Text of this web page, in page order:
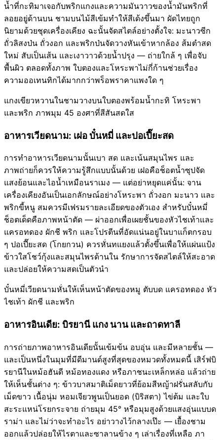
น้ำที่กะทิมาเจอกับพริกแกงและความมันวาวของน้ำมันพริกที่
ลอยอยู่ด้านบน ชามบนไม้สีเข้มทำให้สีเด้งขึ้นมา ผัดไทยถูก
นิยามด้วยชุดเครื่องเคียง ฉะนั้นจัดสไตล์อย่างตั้งใจ: มะนาวซีก
ถั่วลิสงป่น ถั่วงอก และพริกป่นจัดวางหันเข้าหากล้อง ส้มตำสด
ใหม่ สับเป็นเส้น และเงาวาวด้วยน้ำปรุง — ถ่ายใกล้ ๆ เพื่อจับ
พื้นผิว ตลอดทั้งภาพ ใบตองและโหระพาไม่กี่ก้านช่วยเรื่อง
ความออเทนทิกได้มากกว่าพร็อพราคาแพงใด ๆ
แกงเขียวหวานในชามวางบนใบตองพร้อมน้ำกะทิ โหระพา
และพริก ภาพมุม 45 องศาที่สีสันสดใส
อาหารเวียดนาม: เฝอ บั๋นหมี่ และปอเปี๊ยะสด
การทำอาหารเวียดนามนั้นเบา สด และเน้นสมุนไพร และ
ภาพถ่ายก็ควรให้ความรู้สึกแบบนั้นด้วย เฝอคือช็อตน้ำซุปจัด
แสงย้อนและไอน้ำเหมือนราเมง — แต่อย่าหยุดแค่นั้น: จาน
เครื่องเคียงอันเป็นเอกลักษณ์อย่างโหระพา ถั่วงอก มะนาว และ
พริกขี้หนู สมควรมีเฟรมรายละเอียดของตัวเอง สำหรับบั๋นหมี่
ช็อตเด็ดคือภาพหน้าตัด — ผ่าออกเพื่อเผยชั้นของหัวไชเท้าและ
แครอทดอง ผักชี พริก และโปรตีนที่อัดแน่นอยู่ในบาแก็ตกรอบ
ๆ ปอเปี๊ยะสด (โกยกวน) ควรหั่นทแยงแล้วตั้งขึ้นเพื่อให้แผ่นแป้ง
ข้าวใสโชว์กุ้งและสมุนไพรด้านใน รักษาการจัดสไตล์ให้สะอาด
และปล่อยให้ความสดเป็นตัวนำ
บั๋นหมี่เวียดนามหั่นให้เห็นหน้าตัดของหมู ตับบด แครอทดอง หัว
ไชเท้า ผักชี และพริก
อาหารอินเดีย: บิรยานี แกง นาน และถาดทาลี
การถ่ายภาพอาหารอินเดียนั้นเข้มข้น อบอุ่น และมีหลายชั้น —
และเป็นหนึ่งในมุมที่มีดีมานด์สูงที่สุดของหมวดทั้งหมดนี้ เสิร์ฟบิ
รยานีในหม้อฮันดี หม้อทองแดง หรือภาชนะเหล็กหล่อ แล้วถ่าย
ให้เห็นชั้นต่าง ๆ: ข้าวบาสมาติเม็ดยาวที่ย้อมสีหญ้าฝรั่นสลับกับ
เม็ดขาว เนื้อนุ่ม หอมเจียวพูนเป็นยอด (บิริสตา) ไข่ต้ม และใบ
สะระแหน่โรยกระจาย ถ่ายมุม 45° หรือมุมสูงด้วยแสงอุ่นแบบด
ราม่า และไม่ว่าจะทำอะไร อย่าวางไว้กลางเป๊ะ — เยื้องชาม
ออกแล้วปล่อยให้ไรตาและซาลานข้าง ๆ เล่าเรื่องที่เหลือ ภา